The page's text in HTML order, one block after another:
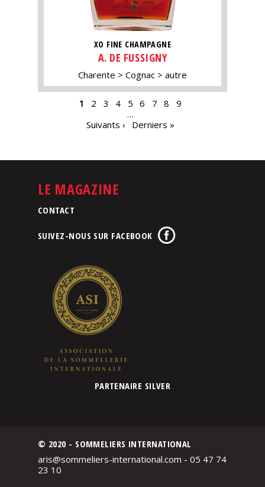
XO FINE CHAMPAGNE
A. DE FUSSIGNY
Charente Cognac autre
1 2 3 4 5 6 7 8
9
…
Suivants ›
Derniers »
LE MAGAZINE
CONTACT
SUIVEZ-NOUS SUR FACEBOOK
PARTENAIRE SILVER
© 2020 - SOMMELIERS INTERNATIONAL
aris@sommeliers-international.com - 05 47 74
23 10